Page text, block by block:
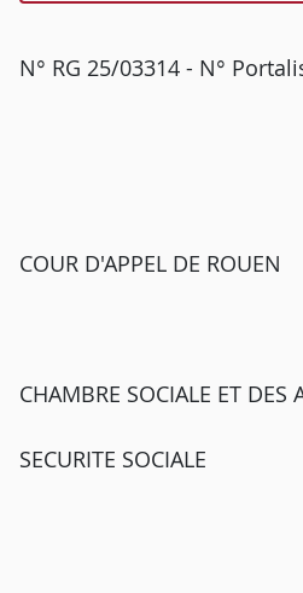
N° RG 25/03314 - N°
COUR D'APPEL DE ROUEN
CHAMBRE SOCIALE ET DES
SECURITE SOCIALE